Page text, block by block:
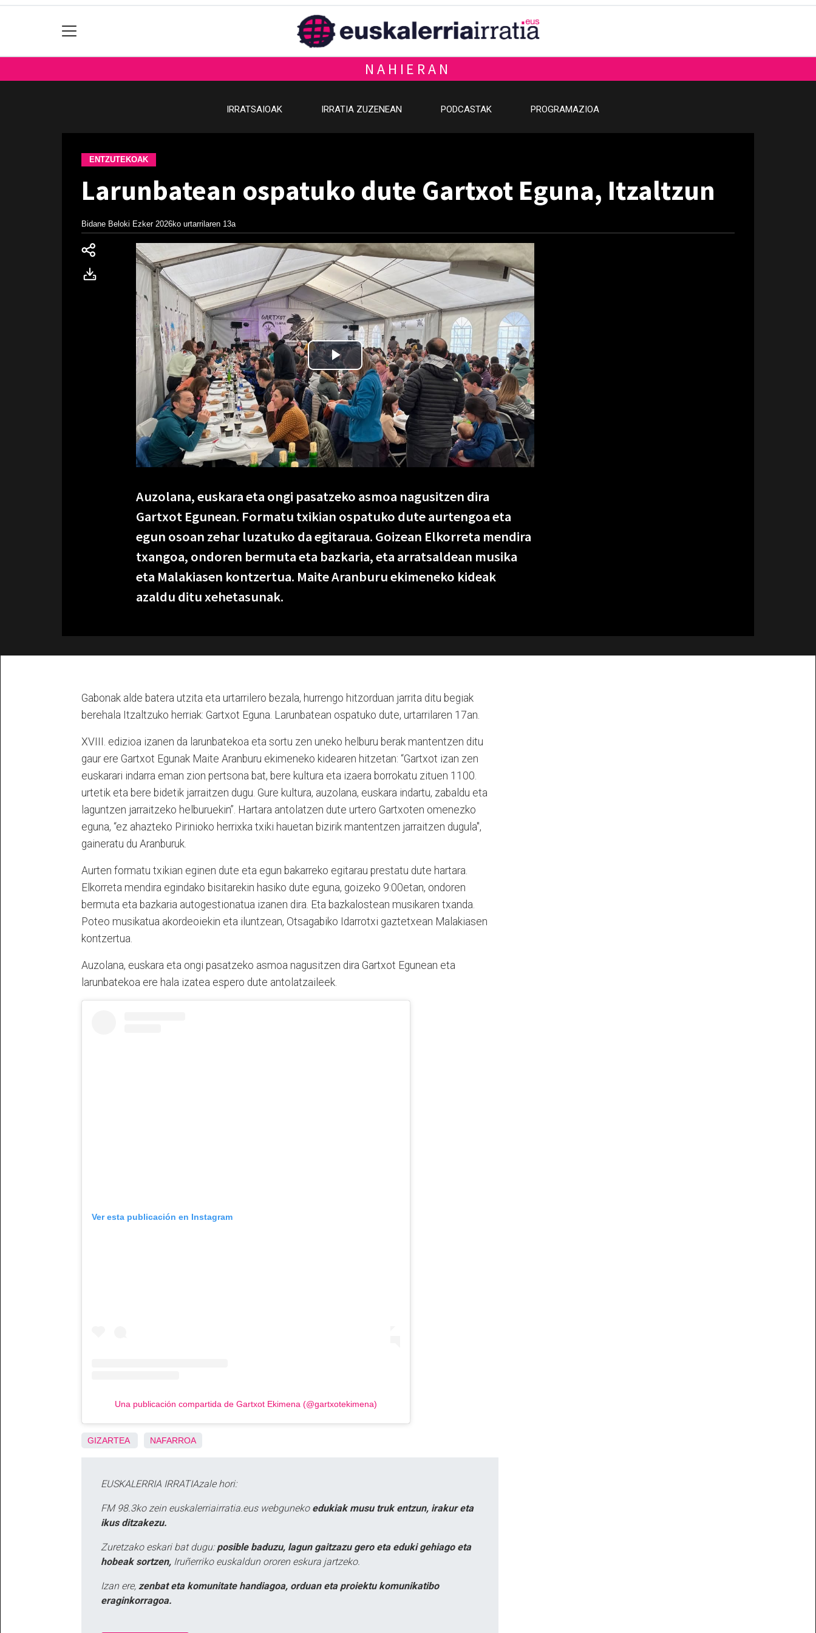
NAHIERAN
IRRATSAIOAK IRRATIA ZUZENEAN PODCASTAK PROGRAMAZIOA
ENTZUTEKOAK
Larunbatean ospatuko dute Gartxot Eguna, Itzaltzun
Bidane Beloki Ezker 2026ko urtarrilaren 13a
Auzolana, euskara eta ongi pasatzeko asmoa nagusitzen dira
Gartxot Egunean. Formatu txikian ospatuko dute aurtengoa eta
egun osoan zehar luzatuko da egitaraua. Goizean Elkorreta mendira
txangoa, ondoren bermuta eta bazkaria, eta arratsaldean musika
eta Malakiasen kontzertua. Maite Aranburu ekimeneko kideak
azaldu ditu xehetasunak.
Gabonak alde batera utzita eta urtarrilero bezala, hurrengo hitzorduan jarrita ditu begiak
berehala Itzaltzuko herriak: Gartxot Eguna. Larunbatean ospatuko dute, urtarrilaren 17an.
XVIII. edizioa izanen da larunbatekoa eta sortu zen uneko helburu berak mantentzen ditu
gaur ere Gartxot Egunak Maite Aranburu ekimeneko kidearen hitzetan: “Gartxot izan zen
euskarari indarra eman zion pertsona bat, bere kultura eta izaera borrokatu zituen 1100.
urtetik eta bere bidetik jarraitzen dugu. Gure kultura, auzolana, euskara indartu, zabaldu eta
laguntzen jarraitzeko helburuekin”. Hartara antolatzen dute urtero Gartxoten omenezko
eguna, “ez ahazteko Pirinioko herrixka txiki hauetan bizirik mantentzen jarraitzen dugula",
gaineratu du Aranburuk.
Aurten formatu txikian eginen dute eta egun bakarreko egitarau prestatu dute hartara.
Elkorreta mendira egindako bisitarekin hasiko dute eguna, goizeko 9:00etan, ondoren
bermuta eta bazkaria autogestionatua izanen dira. Eta bazkalostean musikaren txanda.
Poteo musikatua akordeoiekin eta iluntzean, Otsagabiko Idarrotxi gaztetxean Malakiasen
kontzertua.
Auzolana, euskara eta ongi pasatzeko asmoa nagusitzen dira Gartxot Egunean eta
larunbatekoa ere hala izatea espero dute antolatzaileek.
Ver esta publicación en Instagram
Una publicación compartida de Gartxot Ekimena (@gartxotekimena)
GIZARTEA NAFARROA
EUSKALERRIA IRRATIAzale hori:
FM 98.3ko zein euskalerriairratia.eus webguneko edukiak musu truk entzun, irakur eta
ikus ditzakezu.
Zuretzako eskari bat dugu: posible baduzu, lagun gaitzazu gero eta eduki gehiago eta
hobeak sortzen, Iruñerriko euskaldun ororen eskura jartzeko.
Izan ere, zenbat eta komunitate handiagoa, orduan eta proiektu komunikatibo
eraginkorragoa.